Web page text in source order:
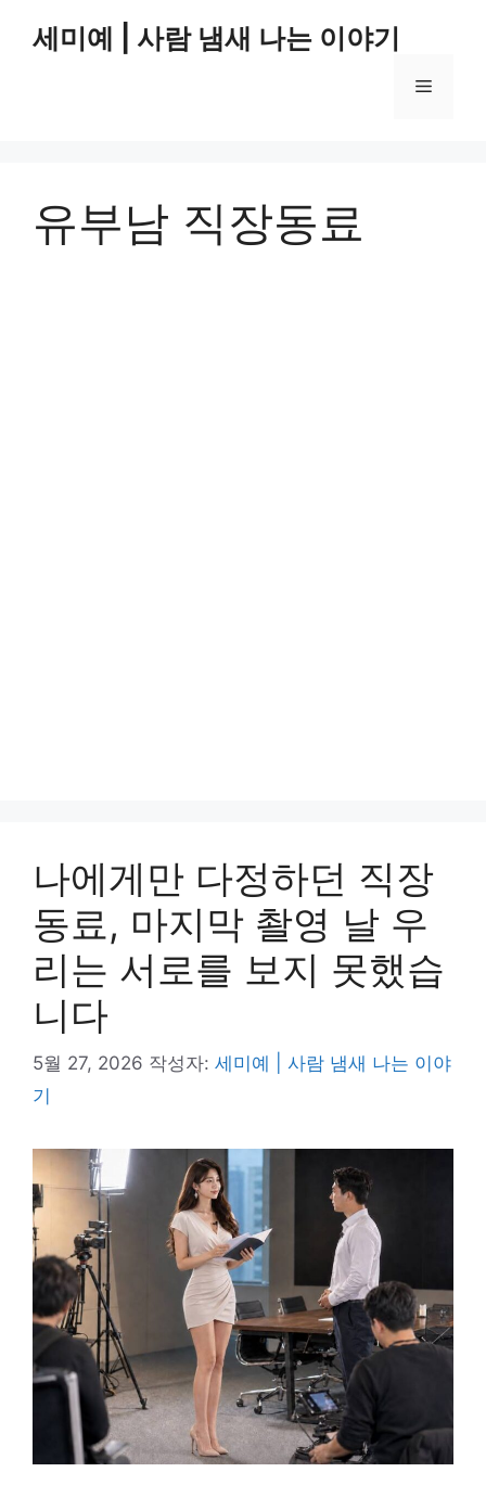
세미예 | 사람 냄새 나는 이야기
메
유부남 직장동료
나에게만 다정하던 직장
동료, 마지막 촬영 날 우
리는 서로를 보지 못했습
니다
5월 27, 2026 작성자: 세미예 | 사람 냄새 나는 이야
기